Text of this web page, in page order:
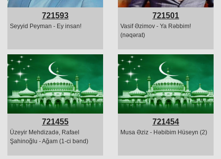
721593
Seyyid Peyman - Ey insan!
721501
Vasif Əzimov - Ya Rəbbim!
(nəqərat)
721455
Üzeyir Mehdizadə, Rafael
Şahinoğlu - Ağam (1-ci bənd)
721454
Musa Əziz - Həbibim Hüseyn (2)